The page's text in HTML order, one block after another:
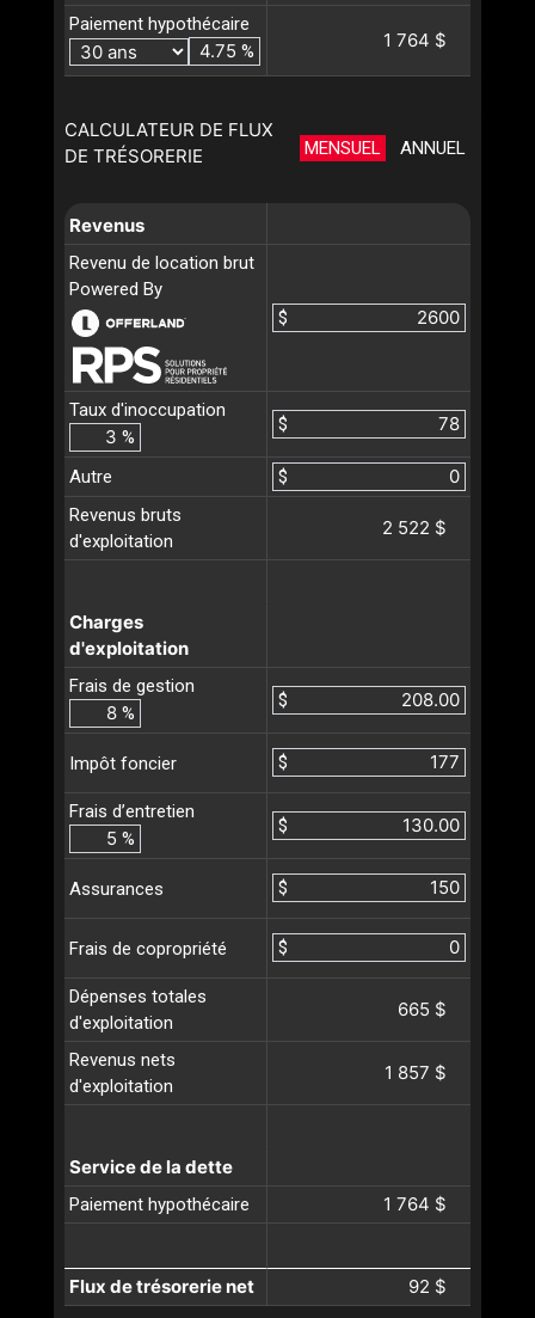
Paiement hypothécaire
%
1 764 $
CALCULATEUR DE FLUX
DE TRÉSORERIE
MENSUEL ANNUEL
Revenus
Revenu de location brut
Powered By
$
Taux d'inoccupation
%
$
Autre
$
Revenus bruts
d'exploitation
2 522 $
Charges
d'exploitation
Frais de gestion
%
$
Impôt foncier $
Frais d’entretien
%
$
Assurances $
Frais de copropriété $
Dépenses totales
d'exploitation
665 $
Revenus nets
d'exploitation
1 857 $
Service de la dette
Paiement hypothécaire 1 764 $
Flux de trésorerie net 92 $